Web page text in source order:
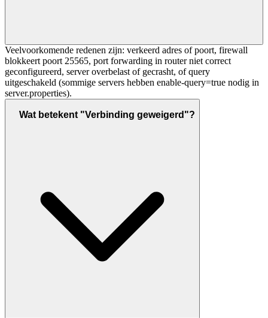
Veelvoorkomende redenen zijn: verkeerd adres of poort, firewall
blokkeert poort 25565, port forwarding in router niet correct
geconfigureerd, server overbelast of gecrasht, of query
uitgeschakeld (sommige servers hebben enable-query=true nodig in
server.properties).
Wat betekent "Verbinding geweigerd"?